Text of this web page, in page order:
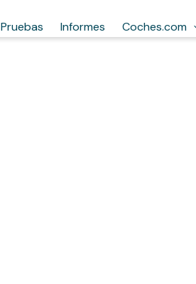
Pruebas Informes Coches.com